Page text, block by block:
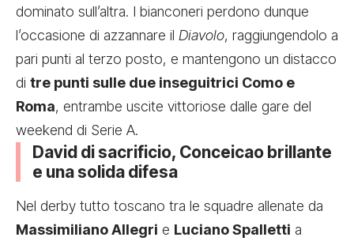
dominato sull’altra. I bianconeri perdono dunque
l’occasione di azzannare il Diavolo, raggiungendolo a
pari punti al terzo posto, e mantengono un distacco
di tre punti sulle due inseguitrici Como e
Roma, entrambe uscite vittoriose dalle gare del
weekend di Serie A.
David di sacrificio, Conceicao brillante
e una solida difesa
Nel derby tutto toscano tra le squadre allenate da
Massimiliano Allegri e Luciano Spalletti a